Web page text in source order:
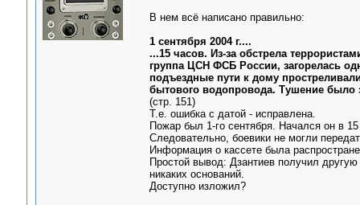
В нем всё написано правильно:
1 сентября 2004 г....
...15 часов. Из-за обстрела
группа ЦСН ФСБ России, загорелась
подъездные пути к дому
бытового водопровода. Тушение было
(стр. 151)
Т.е. ошибка с датой - исправлена.
Пожар был 1-го сентября. Начался он в
Следовательно, боевики не могли
Информация о кассете была
Простой вывод: Дзантиев получил
никаких оснований.
Доступно изложил?